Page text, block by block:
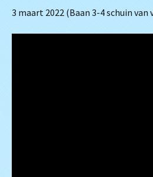
3 maart 2022 (Baan 3-4 schuin van